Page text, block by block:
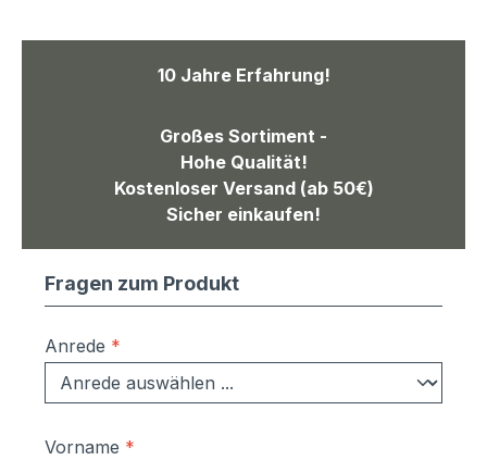
10 Jahre Erfahrung!
Großes Sortiment -
Hohe Qualität!
Kostenloser Versand (ab 50€)
Sicher einkaufen!
Fragen zum Produkt
Anrede *
Vorname *